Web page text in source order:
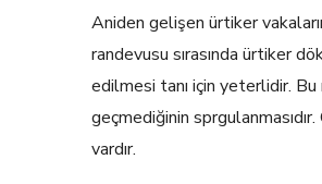
Aniden gelişen ürtiker
randevusu sırasında ürtiker
edilmesi tanı için yeterlidir.
geçmediğinin
vardır.